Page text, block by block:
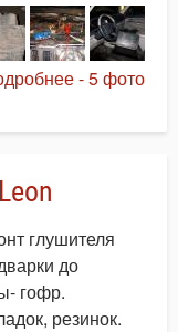
- 5 фото
глушителя
до
гофр.
резинок.